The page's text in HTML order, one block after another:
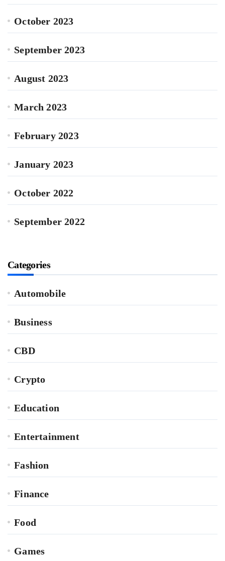
October 2023
September 2023
August 2023
March 2023
February 2023
January 2023
October 2022
September 2022
Categories
Automobile
Business
CBD
Crypto
Education
Entertainment
Fashion
Finance
Food
Games